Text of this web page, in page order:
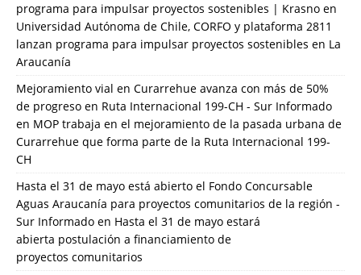
programa para impulsar proyectos sostenibles | Krasno en
Universidad Autónoma de Chile, CORFO y plataforma 2811
lanzan programa para impulsar proyectos sostenibles en La
Araucanía
Mejoramiento vial en Curarrehue avanza con más de 50%
de progreso en Ruta Internacional 199-CH - Sur Informado
en MOP trabaja en el mejoramiento de la pasada urbana de
Curarrehue que forma parte de la Ruta Internacional 199-
CH
Hasta el 31 de mayo está abierto el Fondo Concursable
Aguas Araucanía para proyectos comunitarios de la región -
Sur Informado en Hasta el 31 de mayo estará
abierta postulación a financiamiento de
proyectos comunitarios